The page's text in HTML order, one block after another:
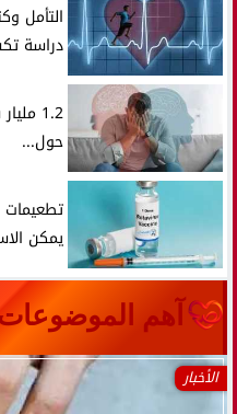
التأمل
دراسة
1.2
حول...
يمكن
آهم
الأخبار